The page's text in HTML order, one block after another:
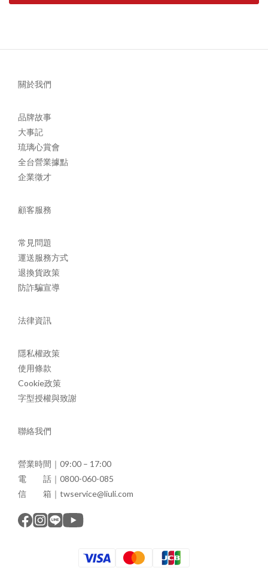
關於我們
品牌故事
大事記
琉璃心賞會
全台營業據點
企業徵才
顧客服務
常見問題
運送服務方式
退換貨政策
防詐騙宣導
法律資訊
隱私權政策
使用條款
Cookie政策
字型授權與致謝
聯絡我們
營業時間｜09:00 – 17:00
電 話｜0800-060-085
信 箱｜twservice@liuli.com